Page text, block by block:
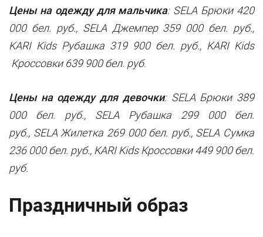
Цены на одежду для мальчика: SELA Брюки 420
000 бел. руб., SELA Джемпер 359 000 бел. руб.,
KARI Kids Рубашка 319 900 бел. руб., KARI Kids
Кроссовки 639 900 бел. руб.
Цены на одежду для девочки: SELA Брюки 389
000 бел. руб., SELA Рубашка 299 000 бел.
руб., SELA Жилетка 269 000 бел. руб., SELA Сумка
236 000 бел. руб., KARI Kids Кроссовки 449 900 бел.
руб.
Праздничный образ